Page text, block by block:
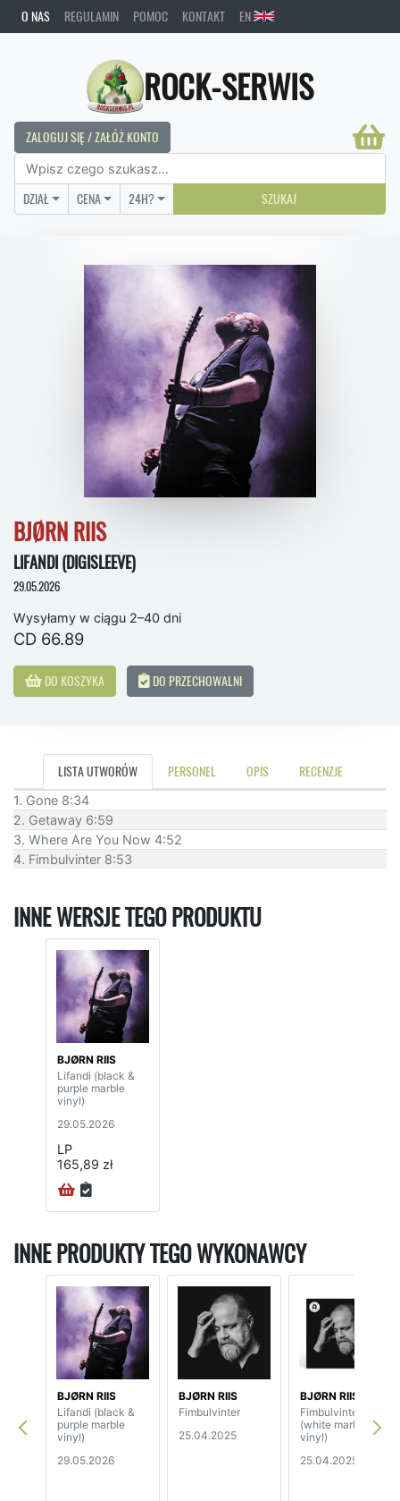
O NAS REGULAMIN POMOC KONTAKT EN
ROCK-SERWIS
ZALOGUJ SIĘ / ZAŁÓŻ KONTO
DZIAŁ CENA 24H? SZUKAJ
BJØRN RIIS
LIFANDI (DIGISLEEVE)
29.05.2026
Wysyłamy w ciągu 2–40 dni
CD 66.89
DO KOSZYKA DO PRZECHOWALNI
LISTA UTWORÓW PERSONEL OPIS RECENZJE
1. Gone 8:34
2. Getaway 6:59
3. Where Are You Now 4:52
4. Fimbulvinter 8:53
INNE WERSJE TEGO PRODUKTU
BJØRN RIIS
Lifandi (black &
purple marble
vinyl)
29.05.2026
LP
165,89 zł
INNE PRODUKTY TEGO WYKONAWCY
BJØRN RIIS
Lifandi (black &
purple marble
vinyl)
29.05.2026
BJØRN RIIS
Fimbulvinter
25.04.2025
BJØRN RIIS
Fimbulvinter
(white marble
vinyl)
25.04.2025